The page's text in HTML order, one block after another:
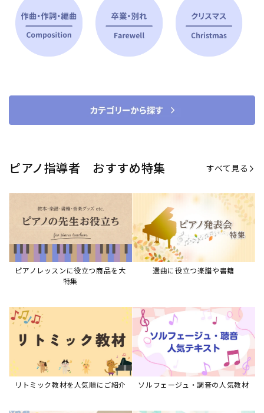
ピアノ指導者 おすすめ特集 すべて見る
ピアノレッスンに役立つ商品を大
特集
選曲に役立つ楽譜や書籍
リトミック教材を人気順にご紹介 ソルフェージュ・調音の人気教材